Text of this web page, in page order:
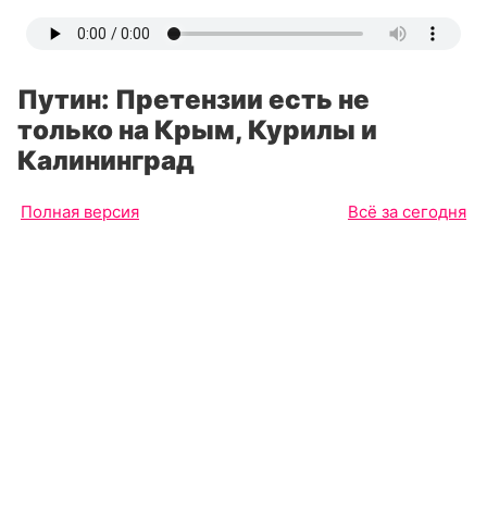
Путин: Претензии есть не
только на Крым, Курилы и
Калининград
Полная версия Всё за сегодня